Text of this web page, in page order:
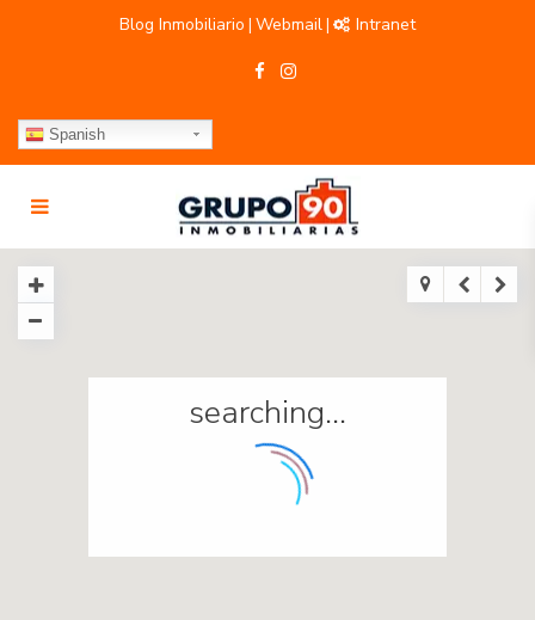
Blog Inmobiliario | Webmail| Intranet
Spanish
searching...